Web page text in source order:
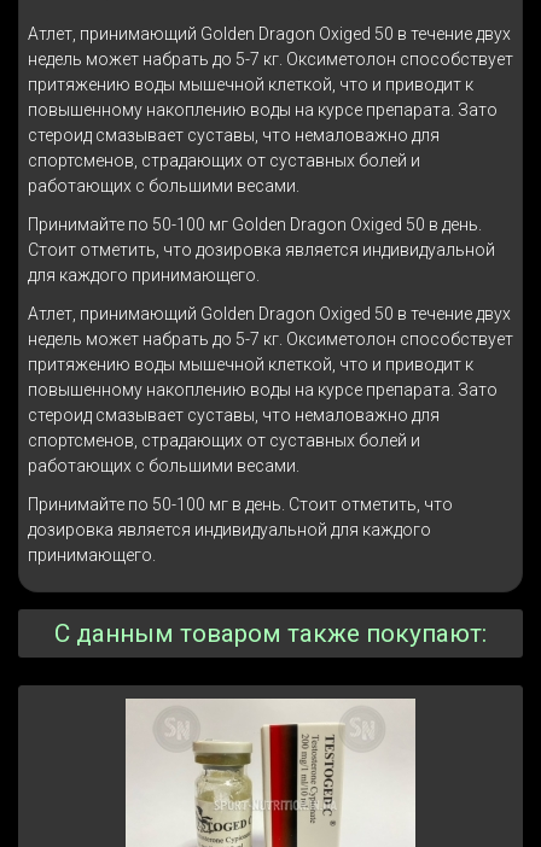
Атлет, принимающий Golden Dragon Oxiged 50 в течение двух
недель может набрать до 5-7 кг. Оксиметолон способствует
притяжению воды мышечной клеткой, что и приводит к
повышенному накоплению воды на курсе препарата. Зато
стероид смазывает суставы, что немаловажно для
спортсменов, страдающих от суставных болей и
работающих с большими весами.
Принимайте по 50-100 мг Golden Dragon Oxiged 50 в день.
Стоит отметить, что дозировка является индивидуальной
для каждого принимающего.
Атлет, принимающий Golden Dragon Oxiged 50 в течение двух
недель может набрать до 5-7 кг. Оксиметолон способствует
притяжению воды мышечной клеткой, что и приводит к
повышенному накоплению воды на курсе препарата. Зато
стероид смазывает суставы, что немаловажно для
спортсменов, страдающих от суставных болей и
работающих с большими весами.
Принимайте по 50-100 мг в день. Стоит отметить, что
дозировка является индивидуальной для каждого
принимающего.
С данным товаром также покупают: